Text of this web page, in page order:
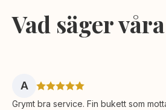
Vad säger
A
Grymt bra service. Fin bukett som